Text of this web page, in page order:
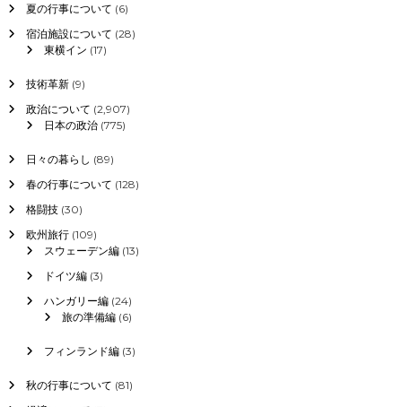
夏の行事について (6)
宿泊施設について (28)
東横イン (17)
技術革新(9)
政治について (2,907)
日本の政治(775)
日々の暮らし (89)
春の行事について (128)
格闘技(30)
欧州旅行(109)
スウェーデン編(13)
ドイツ編(3)
ハンガリー編(24)
旅の準備編(6)
フィンランド編(3)
秋の行事について (81)